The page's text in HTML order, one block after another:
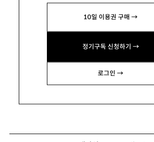
10일 이용권 구매 →
정기구독 신청하기 →
로그인 →